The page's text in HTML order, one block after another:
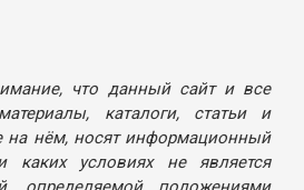
что данный сайт и все
каталоги, статьи и
нём, носят информационный
каких условиях не является